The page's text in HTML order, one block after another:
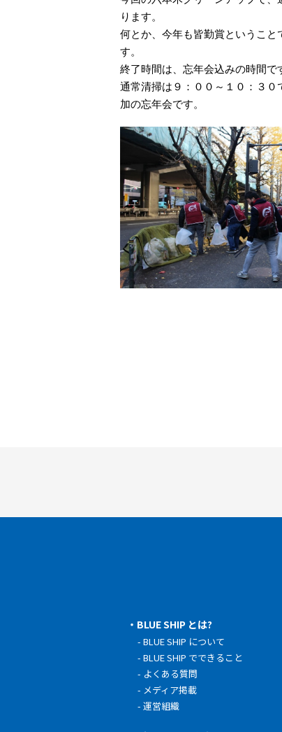
ります。
何とか、今年も皆勤賞ということ
す。
終了時間は、忘年会込みの時間で
通常清掃は９：００～１０：３０
加の忘年会です。
BLUE SHIP とは?
BLUE SHIP について
BLUE SHIP でできること
よくある質問
メディア掲載
運営組織